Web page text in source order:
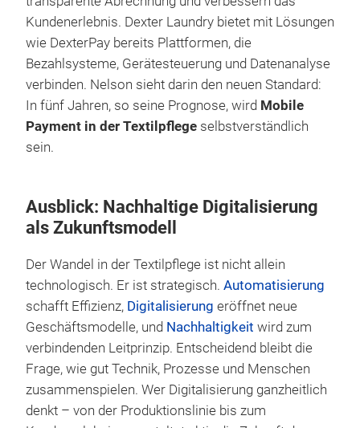
Kundenerlebnis. Dexter Laundry bietet mit Lösungen
wie DexterPay bereits Plattformen, die
Bezahlsysteme, Gerätesteuerung und Datenanalyse
verbinden. Nelson sieht darin den neuen Standard:
In fünf Jahren, so seine Prognose, wird Mobile
Payment in der Textilpflege selbstverständlich
sein.
Ausblick: Nachhaltige Digitalisierung
als Zukunftsmodell
Der Wandel in der Textilpflege ist nicht allein
technologisch. Er ist strategisch. Automatisierung
schafft Effizienz, Digitalisierung eröffnet neue
Geschäftsmodelle, und Nachhaltigkeit wird zum
verbindenden Leitprinzip. Entscheidend bleibt die
Frage, wie gut Technik, Prozesse und Menschen
zusammenspielen. Wer Digitalisierung ganzheitlich
denkt – von der Produktionslinie bis zum